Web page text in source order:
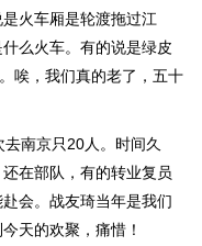
火车厢是轮渡拖过江
么火车。有的说是绿皮
唉，我们真的老了，五十
南京只20人。时间久
在部队，有的转业复员
会。战友琦当年是我们
天的欢聚，痛惜！